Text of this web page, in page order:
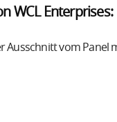
WCL Enterprises:
Ausschnitt vom Panel